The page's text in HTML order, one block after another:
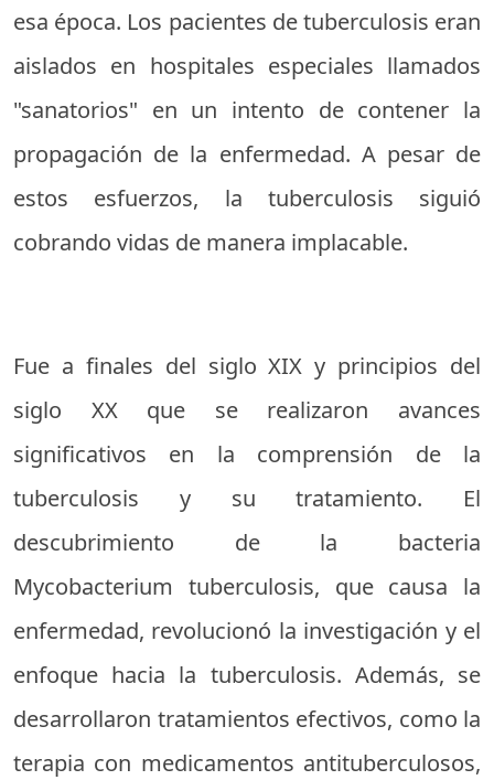
esa época. Los pacientes de tuberculosis eran
aislados en hospitales especiales llamados
"sanatorios" en un intento de contener la
propagación de la enfermedad. A pesar de
estos esfuerzos, la tuberculosis siguió
cobrando vidas de manera implacable.
Fue a finales del siglo XIX y principios del
siglo XX que se realizaron avances
significativos en la comprensión de la
tuberculosis y su tratamiento. El
descubrimiento de la bacteria
Mycobacterium tuberculosis, que causa la
enfermedad, revolucionó la investigación y el
enfoque hacia la tuberculosis. Además, se
desarrollaron tratamientos efectivos, como la
terapia con medicamentos antituberculosos,